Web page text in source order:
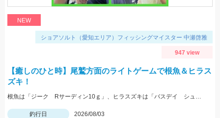
NEW
ショアソルト（愛知エリア）フィッシングマイスター 中瀬啓雅
947 view
【癒しのひと時】尾鷲方面のライトゲームで根魚＆ヒラス
ズキ！
根魚は「ジーク Rサーディン10ｇ」、ヒラスズキは「バスデイ シュガペン70Ｆ」が好調！
釣行日
2026/08/03